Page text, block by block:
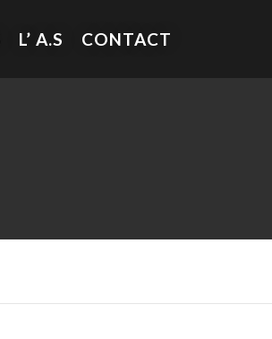
L’ A.S CONTACT